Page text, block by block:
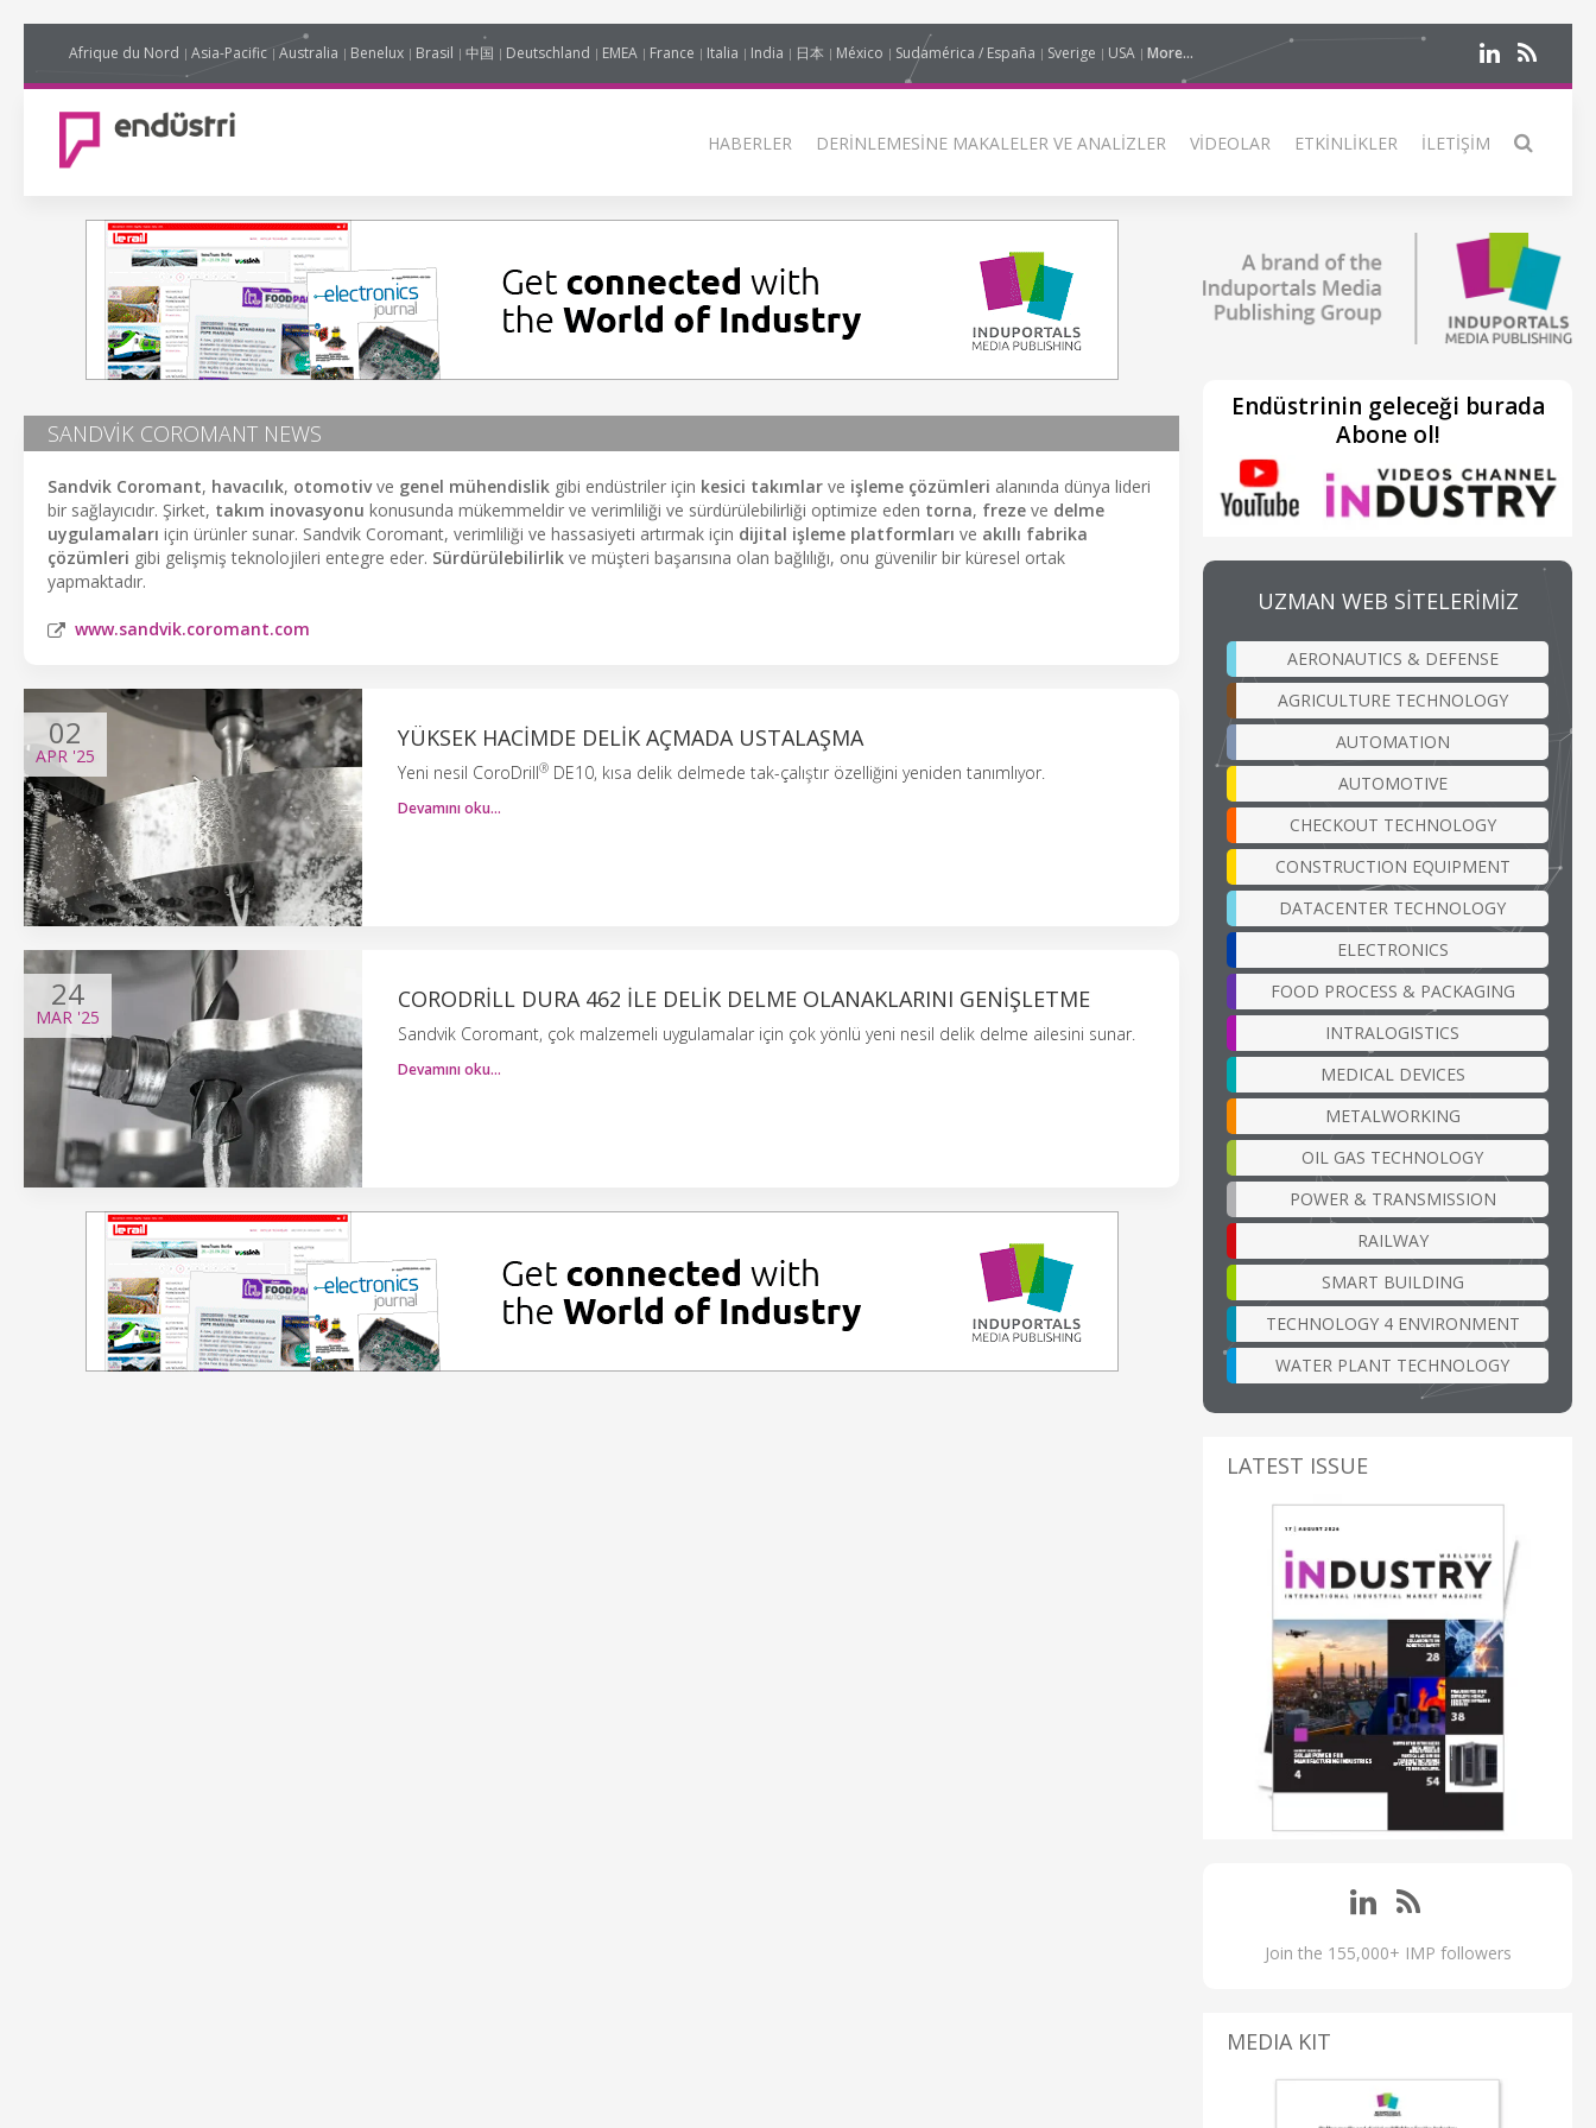
Afrique du Nord Asia-Pacific Australia Benelux Brasil 中国 Deutschland EMEA France Italia India 日本 México Sudamérica / España Sverige USA More...
HABERLER DERINLEMESINE MAKALELER VE ANALIZLER VIDEOLAR ETKINLIKLER İLETIŞIM
SANDVIK COROMANT NEWS
Sandvik Coromant, havacılık, otomotivve genel mühendislik gibi endüstriler için kesici takımlar ve işleme çözümleri alanında dünya lideri
bir sağlayıcıdır. Şirket, takım inovasyonu konusunda mükemmeldir ve verimliliği ve sürdürülebilirliği optimize eden torna, freze ve delme
uygulamaları için ürünler sunar. Sandvik Coromant, verimliliği ve hassasiyeti artırmak için dijital işleme platformları ve akıllı fabrika
çözümleri gibi gelişmiş teknolojileri entegre eder. Sürdürülebilirlik ve müşteri başarısına olan bağlılığı, onu güvenilir bir küresel ortak
yapmaktadır.
www.sandvik.coromant.com
02
APR '25
YÜKSEK HACIMDE DELIK AÇMADA USTALAŞMA
Yeni nesil CoroDrill®DE10, kısa delik delmede tak-çalıştır özelliğini yeniden tanımlıyor.
Devamını oku…
24
MAR '25
CORODRILL DURA 462 ILE DELIK DELME OLANAKLARINI GENIŞLETME
Sandvik Coromant, çok malzemeli uygulamalar için çok yönlü yeni nesil delik delme ailesini sunar.
Devamını oku…
Endüstrinin geleceği burada
Abone ol!
UZMAN WEB SİTELERİMİZ
AERONAUTICS & DEFENSE
AGRICULTURE TECHNOLOGY
AUTOMATION
AUTOMOTIVE
CHECKOUT TECHNOLOGY
CONSTRUCTION EQUIPMENT
DATACENTER TECHNOLOGY
ELECTRONICS
FOOD PROCESS & PACKAGING
INTRALOGISTICS
MEDICAL DEVICES
METALWORKING
OIL GAS TECHNOLOGY
POWER & TRANSMISSION
RAILWAY
SMART BUILDING
TECHNOLOGY 4 ENVIRONMENT
WATER PLANT TECHNOLOGY
LATEST ISSUE
Join the 155,000+ IMP followers
MEDIA KIT